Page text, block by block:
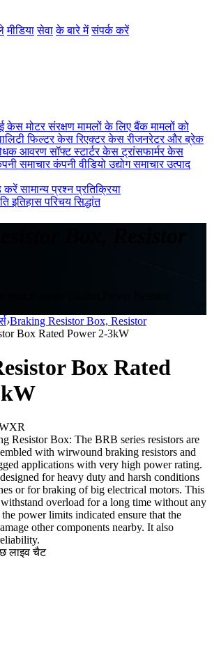
मीडिया सेवा के बारे में संपर्क करें
केस मोटर संरक्षण मामलों के लिए बैंक मामलों को
फिल्टर केस रिएक्टर केस रीजनरेटर और ब्रेक
आवरण सॉफ्ट स्टार्टर केस ट्रांसफार्मर केस
समाचार कंपनी वीडियो उद्योग समाचार उत्पाद
करें सामान्य प्रश्न प्रतिक्रिया
इतिहास परिचय सिद्धांत
›Braking Resistor Box, Resistor
Box Rated Power 2-3kW
Box Rated
Resistor Box: The BRB series resistors are
with wirwound braking resistors and
applications with very high power rating.
for heavy duty and harsh conditions
or for braking of big electrical motors. This
overload for a long time without any
power limits indicated ensure that the
other components nearby. It also
लाइव चैट